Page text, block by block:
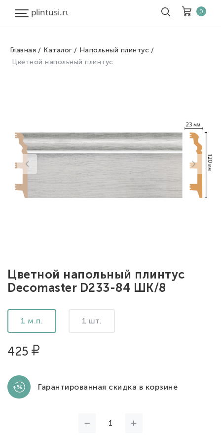
Корзина
0
0
Главная Каталог
Напольный плинтус
Цветной напольный плинтус
Цветной напольный плинтус
Decomaster D233-84 ШК/8
1 м.п. 1 шт.
425
Гарантированная скидка в корзине